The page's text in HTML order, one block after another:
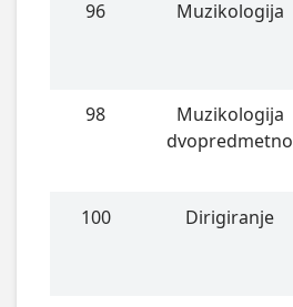
96 Muzikologija
98
Muzikologija
dvopredmetno
100 Dirigiranje